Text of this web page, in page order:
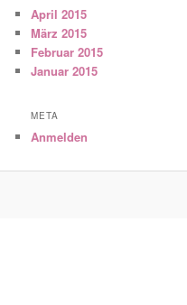
April 2015
März 2015
Februar 2015
Januar 2015
META
Anmelden